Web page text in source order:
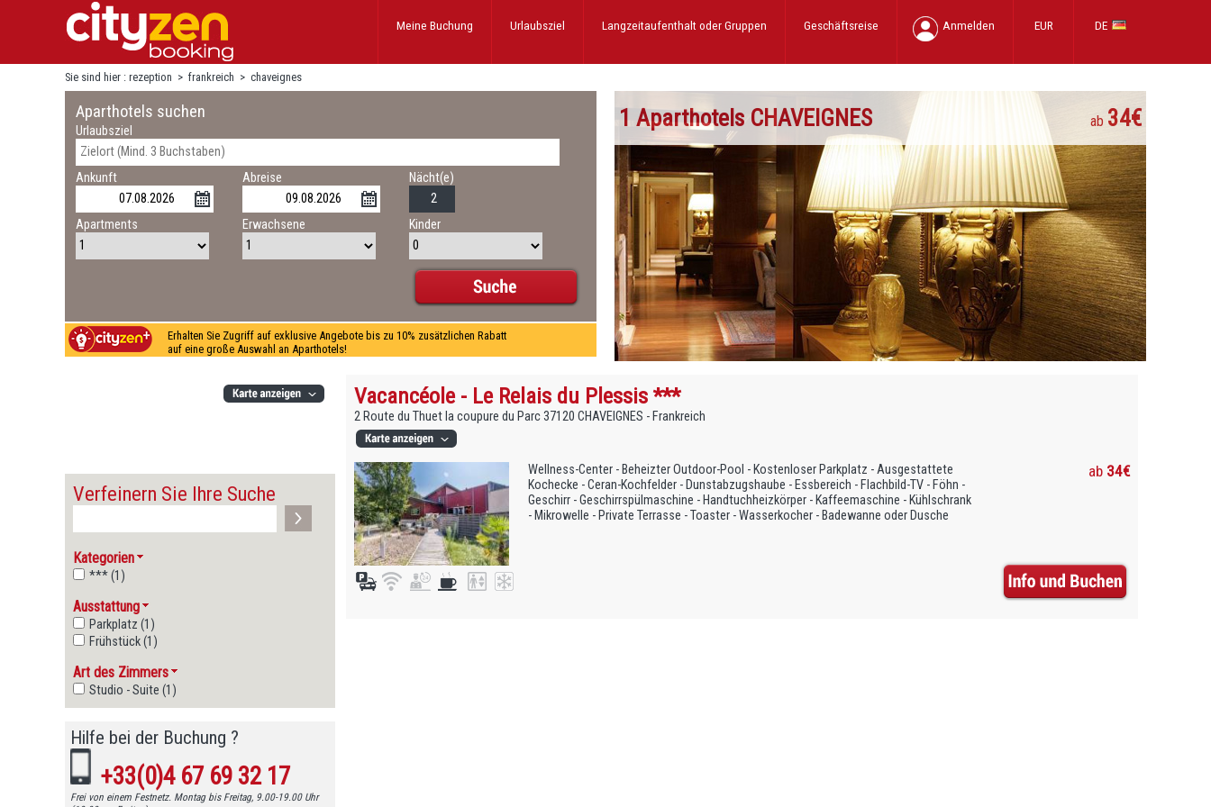
DE
EUR
Anmelden
Geschäftsreise
Langzeitaufenthalt oder Gruppen
Urlaubsziel
Meine Buchung
Sie sind hier : rezeption > frankreich > chaveignes
Aparthotels suchen
Urlaubsziel
Ankunft Abreise Nächt(e)
Apartments Erwachsene Kinder
Erhalten Sie Zugriff auf exklusive Angebote bis zu 10% zusätzlichen Rabatt
auf eine große Auswahl an Aparthotels!
1 Aparthotels CHAVEIGNES ab 34€
Verfeinern Sie Ihre Suche
Kategorien
*** (1)
Ausstattung
Parkplatz (1)
Frühstück (1)
Art des Zimmers
Studio - Suite (1)
Hilfe bei der Buchung ?
+33(0)4 67 69 32 17
Frei von einem Festnetz. Montag bis Freitag, 9.00-19.00 Uhr
Vacancéole - Le Relais du Plessis ***
2 Route du Thuet la coupure du Parc 37120 CHAVEIGNES - Frankreich
Wellness-Center - Beheizter Outdoor-Pool - Kostenloser Parkplatz - Ausgestattete
Kochecke - Ceran-Kochfelder - Dunstabzugshaube - Essbereich - Flachbild-TV - Föhn -
Geschirr - Geschirrspülmaschine - Handtuchheizkörper - Kaffeemaschine - Kühlschrank
- Mikrowelle - Private Terrasse - Toaster - Wasserkocher - Badewanne oder Dusche
ab 34€